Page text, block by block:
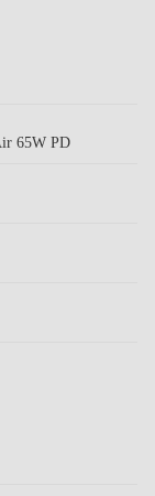
65W PD